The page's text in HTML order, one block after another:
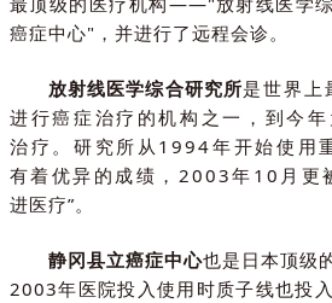
癌症中心"，并进行了远程会诊。
放射线医学综合研究所是世界上
进行癌症治疗的机构之一，到今
治疗。研究所从1994年开始使用
有着优异的成绩，2003年10月更
进医疗”。
静冈县立癌症中心也是日本顶级
2003年医院投入使用时质子线也投